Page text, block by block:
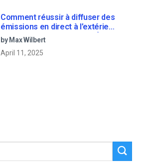
Comment réussir à diffuser des
émissions en direct à l’extérieur
: Un guide étape par étape [2021
Update]
by Max Wilbert
April 11, 2025